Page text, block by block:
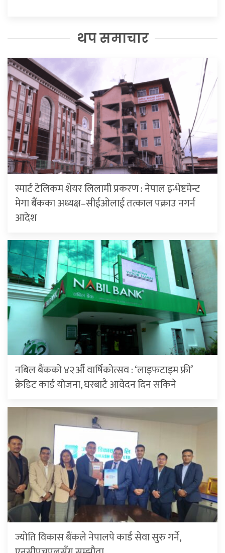
थप समाचार
स्मार्ट टेलिकम शेयर लिलामी प्रकरण : नेपाल इन्भेष्टमेन्ट
मेगा बैंकका अध्यक्ष–सीईओलाई तत्काल पक्राउ नगर्न
आदेश
नबिल बैंकको ४२औँ वार्षिकोत्सव : ‘लाइफटाइम फ्री’
क्रेडिट कार्ड योजना, घरबाटै आवेदन दिन सकिने
ज्योति विकास बैंकले नेपालपे कार्ड सेवा सुरु गर्ने,